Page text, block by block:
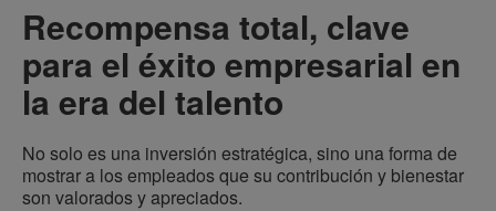
Recompensa total, clave
para el éxito empresarial en
la era del talento
No solo es una inversión estratégica, sino una forma de
mostrar a los empleados que su contribución y bienestar
son valorados y apreciados.